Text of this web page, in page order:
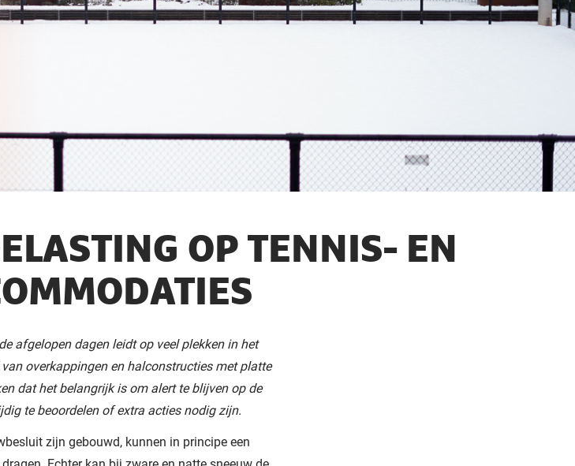
OP TENNIS- EN
afgelopen dagen leidt op veel plekken in het
overkappingen en halconstructies met platte
dat het belangrijk is om alert te blijven op de
te beoordelen of extra acties nodig zijn.
zijn gebouwd, kunnen in principe een